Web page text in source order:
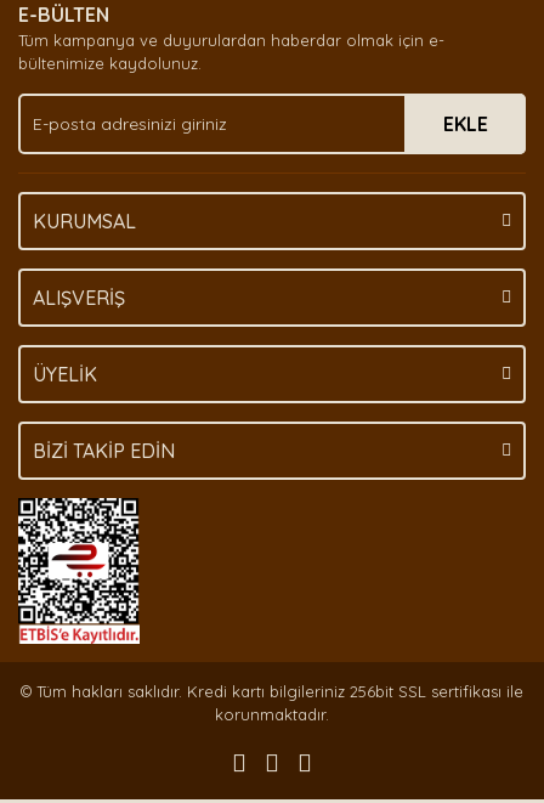
Ürün açıklamasında eksik bilgiler bulunuyor.
Ürün bilgilerinde hatalar bulunuyor.
Bu ürüne benzer farklı alternatifler olmalı.
E-BÜLTEN
Tüm kampanya ve duyurulardan haberdar olmak için e-
bültenimize kaydolunuz.
EKLE
KURUMSAL
ALIŞVERİŞ
ÜYELİK
BİZİ TAKİP EDİN
© Tüm hakları saklıdır. Kredi kartı bilgileriniz 256bit SSL sertifikası ile
korunmaktadır.